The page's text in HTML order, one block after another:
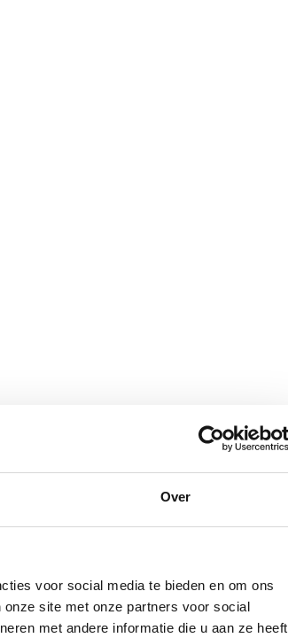
Over
voor social media te bieden en om ons
site met onze partners voor social
met andere informatie die u aan ze heeft